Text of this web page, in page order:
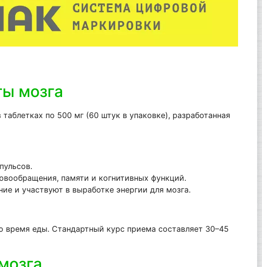
мозга
по 500 мг (60 штук в упаковке), разработанная
памяти и когнитивных функций.
и участвуют в выработке энергии для мозга.
время еды. Стандартный курс приема составляет 30–45